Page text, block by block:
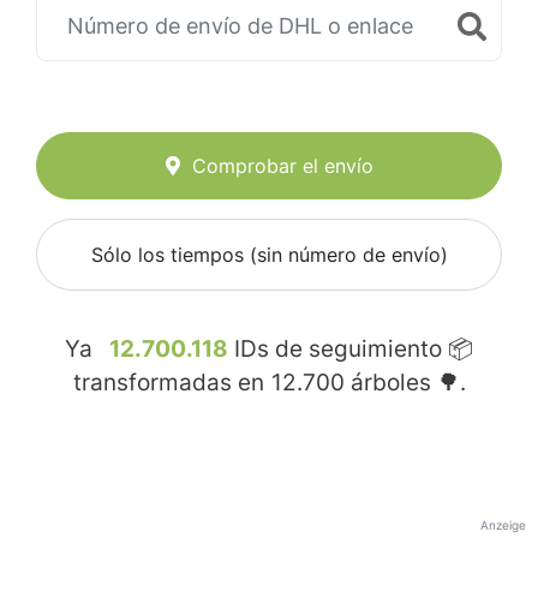
Comprobar el envío
Sólo los tiempos (sin número de envío)
Ya 12.700.118 IDs de seguimiento 📦
transformadas en 12.700 árboles 🌳.
Anzeige